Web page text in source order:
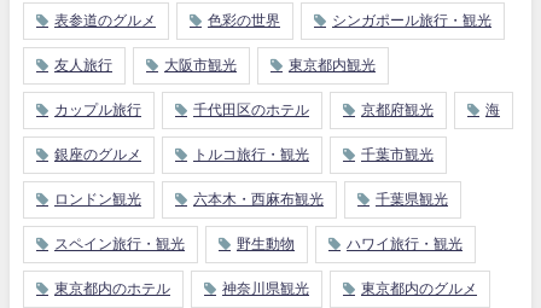
表参道のグルメ 色彩の世界 シンガポール旅行・観光
友人旅行 大阪市観光 東京都内観光
カップル旅行 千代田区のホテル 京都府観光 海
銀座のグルメ トルコ旅行・観光 千葉市観光
ロンドン観光 六本木・西麻布観光 千葉県観光
スペイン旅行・観光 野生動物 ハワイ旅行・観光
東京都内のホテル 神奈川県観光 東京都内のグルメ